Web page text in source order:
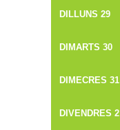
DILLUNS 29
DIMARTS 30
DIMECRES 31
DIVENDRES 2